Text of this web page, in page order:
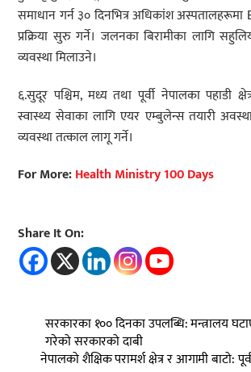
समाधान गर्न ३० दिनभित्र अधिकांश
प्रक्रिया सुरु गर्ने। जलनका बिरामीका लागि
व्यवस्था मिलाउने।
६.सुदूर पश्चिम, मध्य तथा पूर्वी नेपालका पहाडी
स्वास्थ्य सेवाका लागि एयर एम्बुलेन्स तयारी
व्यवस्था तत्काल लागू गर्ने।
For More:Health Ministry 100 Days
Share It On:
सरकारका १०० दिनका उपलब्धि: मन्त्रालय
गरेको सरकारको दाबी
नेपालको शैक्षिक परामर्श क्षेत्र र आगामी बाटो: